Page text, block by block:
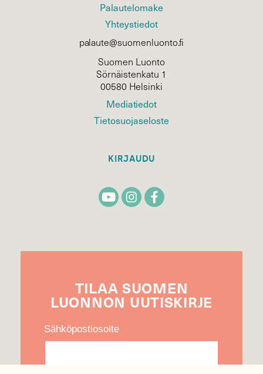
Palautelomake
Yhteystiedot
palaute@suomenluonto.fi
Suomen Luonto
Sörnäistenkatu 1
00580 Helsinki
Mediatiedot
Tietosuojaseloste
KIRJAUDU
TILAA SUOMEN
LUONNON UUTIS­KIRJE
Sähköpostiosoite